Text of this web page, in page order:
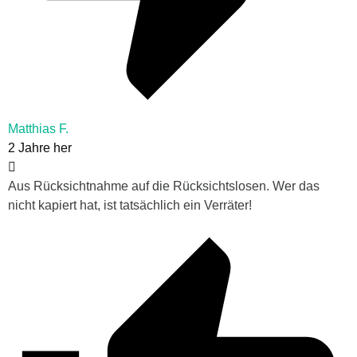
Matthias F.
2 Jahre her
Aus Rücksichtnahme auf die Rücksichtslosen. Wer das
nicht kapiert hat, ist tatsächlich ein Verräter!